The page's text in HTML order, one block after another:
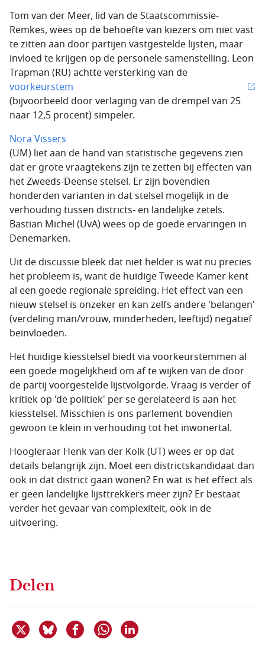
Tom van der Meer, lid van de Staatscommissie-
Remkes, wees op de behoefte van kiezers om niet vast
te zitten aan door partijen vastgestelde lijsten, maar
invloed te krijgen op de personele samenstelling. Leon
Trapman (RU) achtte versterking van de
voorkeurstem
(bijvoorbeeld door verlaging van de drempel van 25
naar 12,5 procent) simpeler.
Nora Vissers
(UM) liet aan de hand van statistische gegevens zien
dat er grote vraagtekens zijn te zetten bij effecten van
het Zweeds-Deense stelsel. Er zijn bovendien
honderden varianten in dat stelsel mogelijk in de
verhouding tussen districts- en landelijke zetels.
Bastian Michel (UvA) wees op de goede ervaringen in
Denemarken.
Uit de discussie bleek dat niet helder is wat nu precies
het probleem is, want de huidige Tweede Kamer kent
al een goede regionale spreiding. Het effect van een
nieuw stelsel is onzeker en kan zelfs andere 'belangen'
(verdeling man/vrouw, minderheden, leeftijd) negatief
beïnvloeden.
Het huidige kiesstelsel biedt via voorkeurstemmen al
een goede mogelijkheid om af te wijken van de door
de partij voorgestelde lijstvolgorde. Vraag is verder of
kritiek op 'de politiek' per se gerelateerd is aan het
kiesstelsel. Misschien is ons parlement bovendien
gewoon te klein in verhouding tot het inwonertal.
Hoogleraar Henk van der Kolk (UT) wees er op dat
details belangrijk zijn. Moet een districtskandidaat dan
ook in dat district gaan wonen? En wat is het effect als
er geen landelijke lijsttrekkers meer zijn? Er bestaat
verder het gevaar van complexiteit, ook in de
uitvoering.
Delen
Deel dit item op X
Deel dit item op Bluesky
Deel dit item op Facebook
Delen via WhatsApp